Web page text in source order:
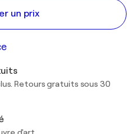
un prix
Retours gratuits sous 30